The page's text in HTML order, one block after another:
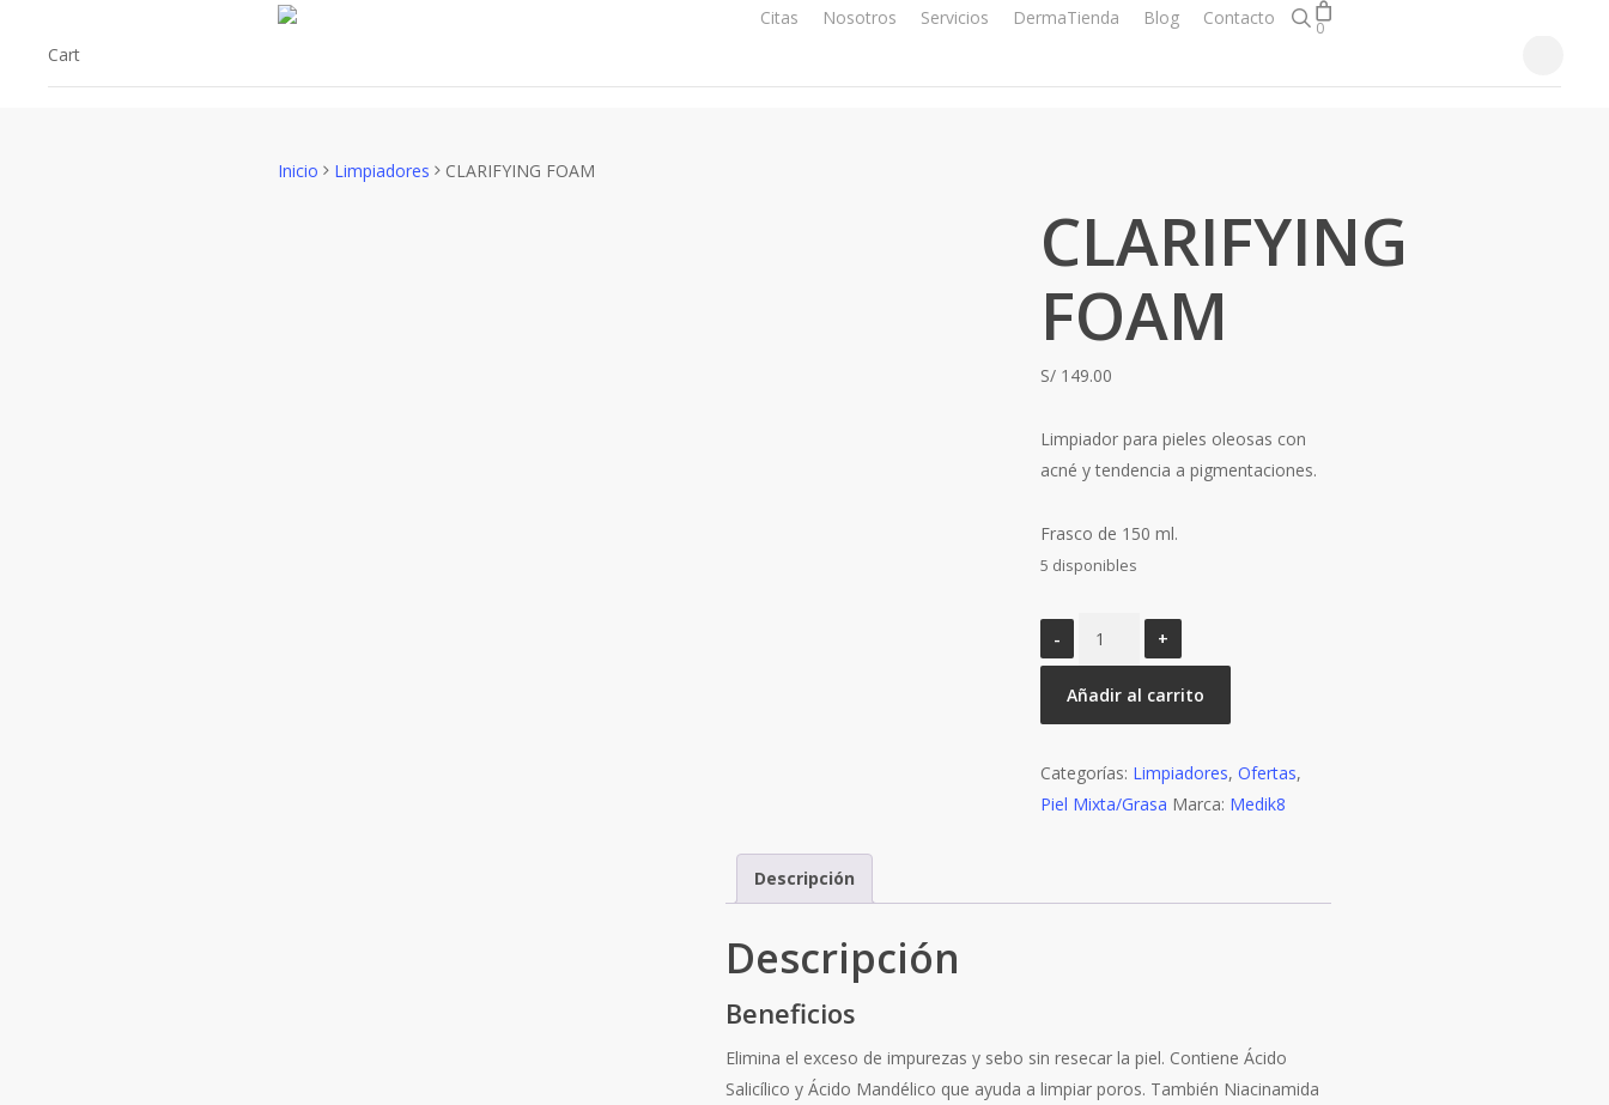
Citas Nosotros Servicios DermaTienda Blog Contacto search
0
Cart
Inicio Limpiadores CLARIFYING FOAM
CLARIFYING
FOAM
S/ 149.00
Limpiador para pieles oleosas con
acné y tendencia a pigmentaciones.
Frasco de 150 ml.
5 disponibles
CLARIFYING
cantidad
Añadir al carrito
Categorías: Limpiadores,Ofertas,
Piel Mixta/Grasa Marca: Medik8
Descripción
Descripción
Beneficios
Elimina el exceso de impurezas y sebo sin resecar la piel. Contiene Ácido
Salicílico y Ácido Mandélico que ayuda a limpiar poros. También Niacinamida